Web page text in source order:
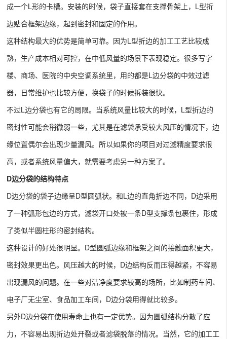
成一个L形的卡槽。安装的时候，袋子直接套在支撑骨架上，L型折
边贴合框架边缘，起到密封和固定的作用。
这种结构最大的优势是简单可靠。因为L型折边的加工工艺比较成
熟，生产成本相对可控，在中低风量的场景下表现稳定。很多写字
楼、商场、医院的中央空调系统里，用的都是L边分袋的中效过滤
器，日常维护也比较方便，换袋子的时候拆装很快。
不过L边分袋也有它的局限。当系统风量比较大的时候，L型折边的
密封性可能会稍微弱一些，尤其是在滤袋承受较大风压的情况下，边
缘位置偶尔会出现少量漏风。所以如果你的项目对过滤精度要求很
高，或者系统风量偏大，就需要考虑另一种方案了。
D边分袋的结构特点
D边分袋的袋子边缘呈D型圆弧状。和L边的直角折边不同，D边采用
了一种弧形包边的方式，滤袋开口处被一条D型支撑条包裹住，形成
了类似半圆柱形的密封结构。
这种设计的好处很明显。D型圆弧边缘和框架之间的接触面积更大，
密封效果更出色。风压越大的时候，D边结构反而压得越紧，不容易
出现漏风的问题。在一些对洁净度要求较高的场所，比如制药车间、
电子厂无尘室、食品加工车间，D边分袋用得就比较多。
另外D边分袋在使用寿命上也有一定优势。因为圆弧结构分散了应
力，不容易出现折边处开裂或者滤袋脱落的情况。当然，它的加工工